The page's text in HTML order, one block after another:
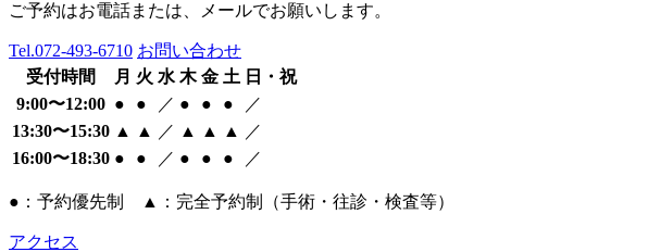
ご予約はお電話または、メールでお願いします。
Tel.072-493-6710 お問い合わせ
受付時間
月 火 水 木 金 土 日・祝
9:00〜12:00 ● ● ／ ● ● ●
／
13:30〜15:30 ▲ ▲ ／ ▲ ▲ ▲
／
16:00〜18:30 ● ● ／ ● ● ● ／
●：予約優先制 ▲：完全予約制（手術・往診・検査等）
アクセス